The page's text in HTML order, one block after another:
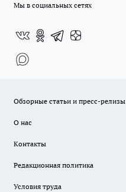
Мы в социальных сетях
Обзорные статьи и пресс-релизы
О нас
Контакты
Редакционная политика
Условия труда